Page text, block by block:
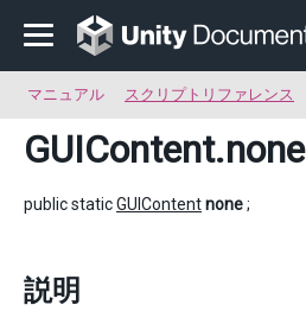
マニュアル スクリプトリファレンス
GUIContent.none
public staticGUIContentnone;
説明